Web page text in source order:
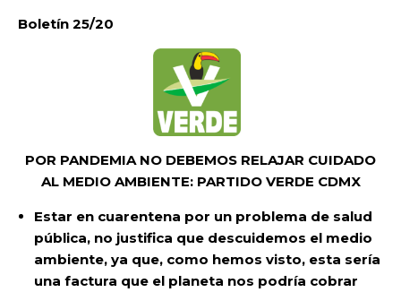
Boletín 25/20
POR PANDEMIA NO DEBEMOS RELAJAR CUIDADO
AL MEDIO AMBIENTE: PARTIDO VERDE CDMX
Estar en cuarentena por un problema de salud
pública, no justifica que descuidemos el medio
ambiente, ya que, como hemos visto, esta sería
una factura que el planeta nos podría cobrar